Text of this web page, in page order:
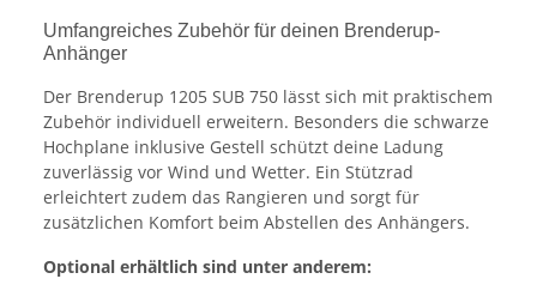
Umfangreiches Zubehör für deinen Brenderup-
Anhänger
Der Brenderup 1205 SUB 750 lässt sich mit praktischem
Zubehör individuell erweitern. Besonders die schwarze
Hochplane inklusive Gestell schützt deine Ladung
zuverlässig vor Wind und Wetter. Ein Stützrad
erleichtert zudem das Rangieren und sorgt für
zusätzlichen Komfort beim Abstellen des Anhängers.
Optional erhältlich sind unter anderem: